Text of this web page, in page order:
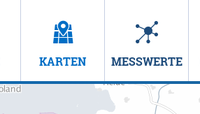
KARTEN MESSWERTE